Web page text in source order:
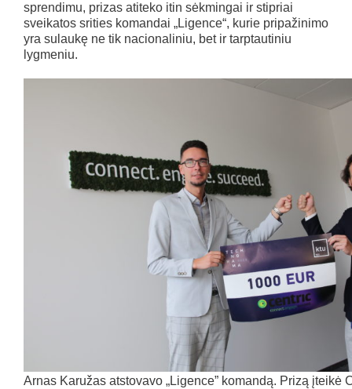
sprendimu, prizas atiteko itin sėkmingai ir stipriai
sveikatos srities komandai „Ligence“, kurie pripažinimo
yra sulaukę ne tik nacionaliniu, bet ir tarptautiniu
lygmeniu.
Arnas Karužas atstovavo „Ligence” komandą. Prizą įteikė